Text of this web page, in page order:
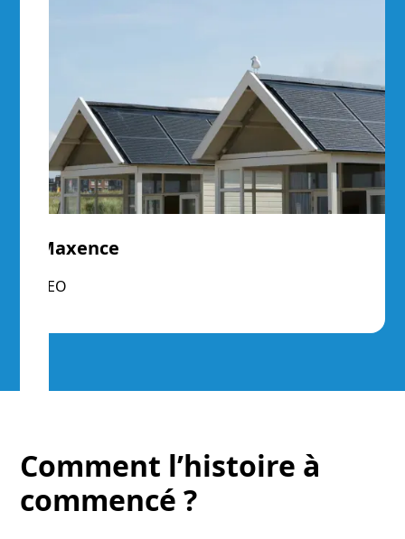
Maxence
CEO
Comment l’histoire à
commencé ?